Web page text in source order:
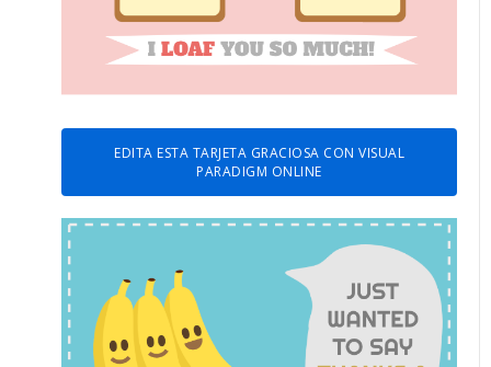
EDITA ESTA TARJETA GRACIOSA CON VISUAL
PARADIGM ONLINE